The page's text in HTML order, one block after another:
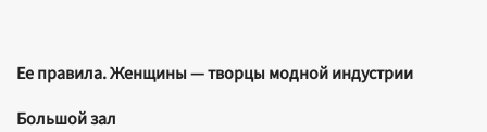
Ее правила. Женщины — творцы модной индустрии
Большой зал